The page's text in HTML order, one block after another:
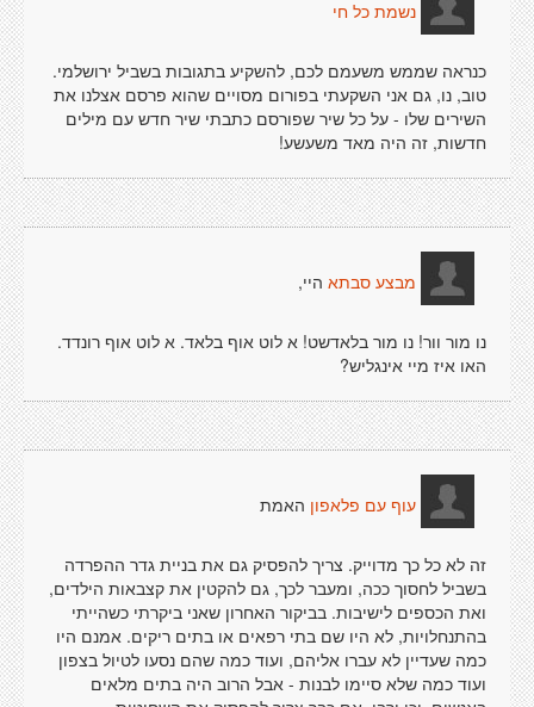
נשמת כל חי
כנראה שממש משעמם לכם, להשקיע בתגובות בשביל ירושלמי.
טוב, נו, גם אני השקעתי בפורום מסויים שהוא פרסם אצלנו את
השירים שלו - על כל שיר שפורסם כתבתי שיר חדש עם מילים
חדשות, זה היה מאד משעשע!
מבצע סבתא היי,
נו מור וור! נו מור בלאדשט! א לוט אוף בלאד. א לוט אוף רונדד.
האו איז מיי אינגליש?
עוף עם פלאפון האמת
זה לא כל כך מדוייק. צריך להפסיק גם את בניית גדר ההפרדה
בשביל לחסוך ככה, ומעבר לכך, גם להקטין את קצבאות הילדים,
ואת הכספים לישיבות. בביקור האחרון שאני ביקרתי כשהייתי
בהתנחלויות, לא היו שם בתי רפאים או בתים ריקים. אמנם היו
כמה שעדיין לא עברו אליהם, ועוד כמה שהם נסעו לטיול בצפון
ועוד כמה שלא סיימו לבנות - אבל הרוב היה בתים מלאים